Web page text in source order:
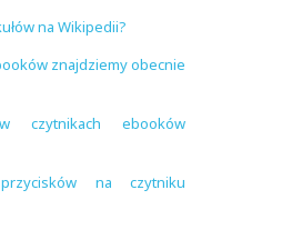
na Wikipedii?
znajdziemy obecnie
czytnikach ebooków
na czytniku